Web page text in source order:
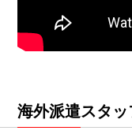
海外派遣スタ